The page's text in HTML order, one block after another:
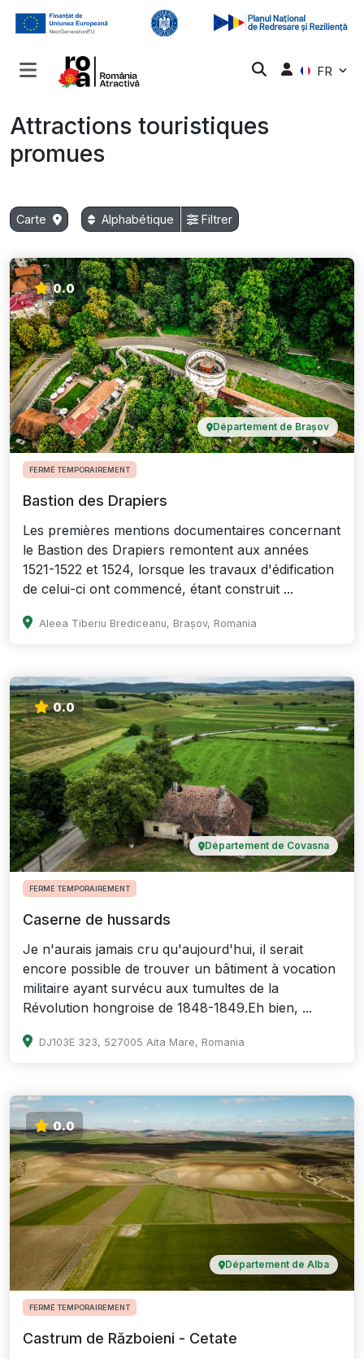
FR
Attractions touristiques
promues
Carte Alphabétique Filtrer
0.0
Département de Brașov
FERMÉ TEMPORAIREMENT
Bastion des Drapiers
Les premières mentions documentaires concernant
le Bastion des Drapiers remontent aux années
1521-1522 et 1524, lorsque les travaux d'édification
de celui-ci ont commencé, étant construit ...
Aleea Tiberiu Brediceanu, Brașov, Romania
0.0
Département de Covasna
FERMÉ TEMPORAIREMENT
Caserne de hussards
Je n'aurais jamais cru qu'aujourd'hui, il serait
encore possible de trouver un bâtiment à vocation
militaire ayant survécu aux tumultes de la
Révolution hongroise de 1848-1849.Eh bien, ...
DJ103E 323, 527005 Aita Mare, Romania
0.0
Département de Alba
FERMÉ TEMPORAIREMENT
Castrum de Războieni - Cetate